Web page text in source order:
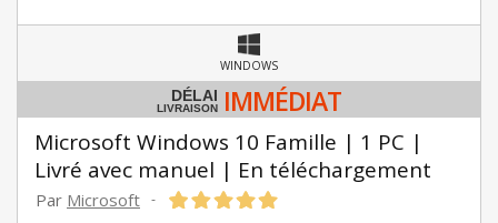
WINDOWS
DÉLAI
LIVRAISON IMMÉDIAT
Microsoft Windows 10 Famille | 1 PC |
Livré avec manuel | En téléchargement
Par Microsoft -